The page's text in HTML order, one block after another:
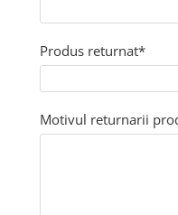
Produs returnat*
Motivul returnarii